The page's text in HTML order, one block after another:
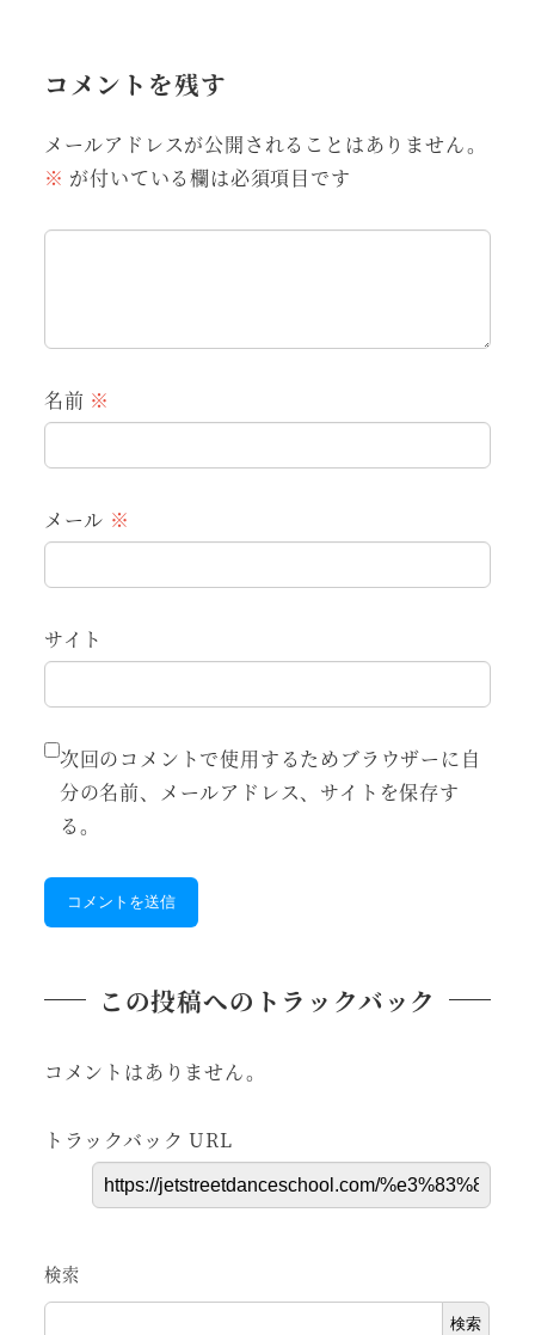
コメントを残す
メールアドレスが公開されることはありません。
※ が付いている欄は必須項目です
名前 ※
メール ※
サイト
次回のコメントで使用するためブラウザーに自
分の名前、メールアドレス、サイトを保存す
る。
この投稿へのトラックバック
コメントはありません。
トラックバック URL
検索
検索